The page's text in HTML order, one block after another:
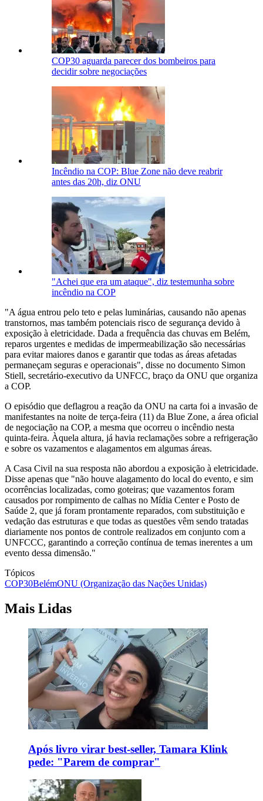
COP30 aguarda parecer dos bombeiros para
decidir sobre negociações
Incêndio na COP: Blue Zone não deve reabrir
antes das 20h, diz ONU
"Achei que era um ataque", diz testemunha sobre
incêndio na COP
"A água entrou pelo teto e pelas luminárias, causando não apenas
transtornos, mas também potenciais risco de segurança devido à
exposição à eletricidade. Dada a frequência das chuvas em Belém,
reparos urgentes e medidas de impermeabilização são necessárias
para evitar maiores danos e garantir que todas as áreas afetadas
permaneçam seguras e operacionais", disse no documento Simon
Stiell, secretário-executivo da UNFCC, braço da ONU que organiza
a COP.
O episódio que deflagrou a reação da ONU na carta foi a invasão de
manifestantes na noite de terça-feira (11) da Blue Zone, a área oficial
de negociação na COP, a mesma que ocorreu o incêndio nesta
quinta-feira. Àquela altura, já havia reclamações sobre a refrigeração
e sobre os vazamentos e alagamentos em algumas áreas.
A Casa Civil na sua resposta não abordou a exposição à eletricidade.
Disse apenas que "não houve alagamento do local do evento, e sim
ocorrências localizadas, como goteiras; que vazamentos foram
causados por rompimento de calhas no Mídia Center e Posto de
Saúde 2, que já foram prontamente reparados, com substituição e
vedação das estruturas e que todas as questões vêm sendo tratadas
diariamente nos pontos de controle realizados em conjunto com a
UNFCCC, garantindo a correção contínua de temas inerentes a um
evento dessa dimensão."
Tópicos
COP30BelémONU (Organização das Nações Unidas)
Mais Lidas
Após livro virar best-seller, Tamara Klink
pede: "Parem de comprar"